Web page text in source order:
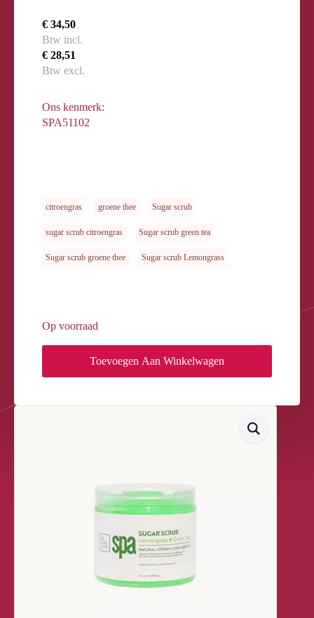
€ 34,50
Btw incl.
€ 28,51
Btw excl.
Ons kenmerk:
SPA51102
citroengras groene thee Sugar scrub
sugar scrub citroengras Sugar scrub green tea
Sugar scrub groene thee Sugar scrub Lemongrass
Op voorraad
Toevoegen Aan Winkelwagen